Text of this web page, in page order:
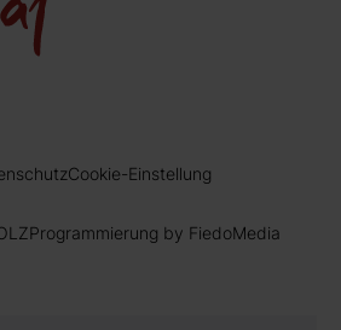
Cookie-Einstellung
Programmierung by FiedoMedia